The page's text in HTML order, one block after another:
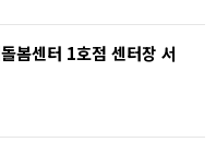
봄센터 1호점 센터장 서